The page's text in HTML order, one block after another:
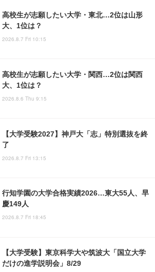
高校生が志願したい大学・東北…2位は山形
大、1位は？
2026.8.7 Fri 10:15
高校生が志願したい大学・関西…2位は関西
大、1位は？
2026.8.6 Thu 9:15
【大学受験2027】神戸大「志」特別選抜を終
了
2026.8.7 Fri 13:15
行知学園の大学合格実績2026…東大55人、早
慶149人
2026.8.7 Fri 18:45
【大学受験】東京科学大や筑波大「国立大学
だけの進学説明会」8/29